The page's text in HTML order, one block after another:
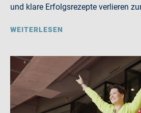
und klare Erfolgsrezepte verlieren
WEITERLESEN